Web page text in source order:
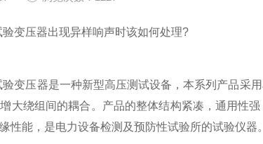
压器出现异样响声时该如何处理?
压器是一种新型高压测试设备，本系列产品采
增大绕组间的耦合。产品的整体结构紧凑，通用性
性能，是电力设备检测及预防性试验所的试验仪器。